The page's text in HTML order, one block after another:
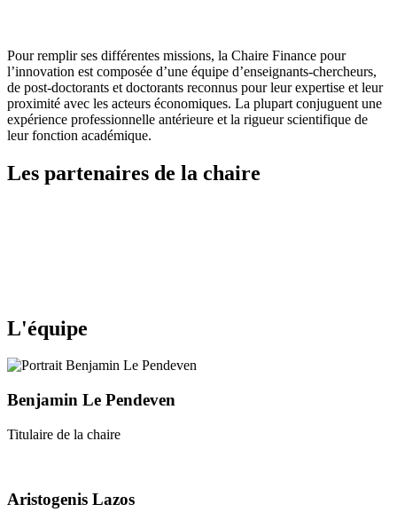
Pour remplir ses différentes missions, la Chaire Finance pour
l’innovation est composée d’une équipe d’enseignants-chercheurs,
de post-doctorants et doctorants reconnus pour leur expertise et leur
proximité avec les acteurs économiques. La plupart conjuguent une
expérience professionnelle antérieure et la rigueur scientifique de
leur fonction académique.
Les partenaires de la chaire
L'équipe
Benjamin Le Pendeven
Titulaire de la chaire
Aristogenis Lazos